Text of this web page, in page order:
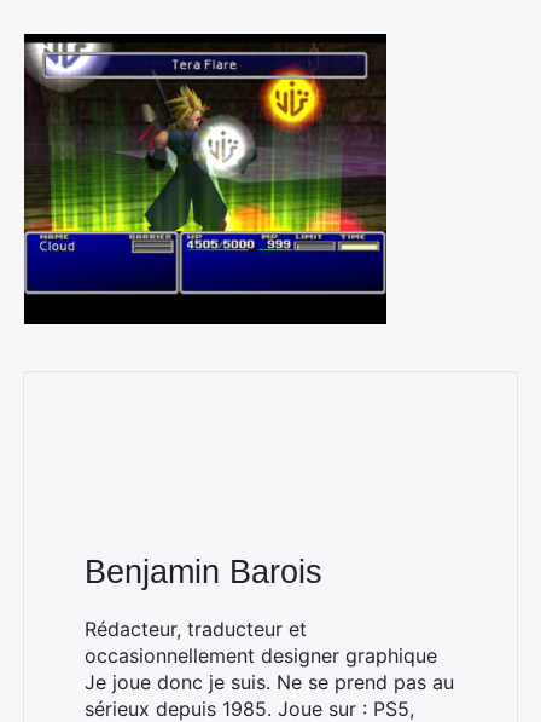
Benjamin Barois
Rédacteur, traducteur et
occasionnellement designer graphique
Je joue donc je suis. Ne se prend pas au
sérieux depuis 1985. Joue sur : PS5,